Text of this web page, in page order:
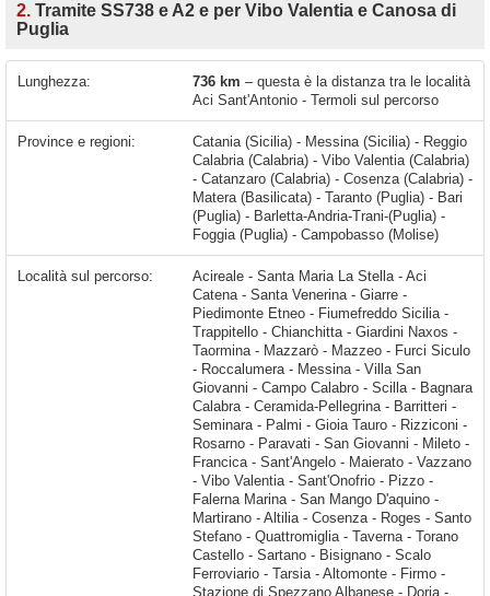
2. Tramite SS738 e A2 e per Vibo Valentia e Canosa di
Puglia
Lunghezza: 736 km – questa è la distanza tra le località
Aci Sant'Antonio - Termoli sul percorso
Province e regioni:
Catania (Sicilia) - Messina (Sicilia) - Reggio
Calabria (Calabria) - Vibo Valentia (Calabria)
- Catanzaro (Calabria) - Cosenza (Calabria) -
Matera (Basilicata) - Taranto (Puglia) - Bari
(Puglia) - Barletta-Andria-Trani-(Puglia) -
Foggia (Puglia) - Campobasso (Molise)
Località sul percorso: Acireale - Santa Maria La Stella - Aci Catena - Santa Venerina - Giarre - Piedimonte Etneo - Fiumefreddo Sicilia - Trappitello - Chianchitta - Giardini Naxos - Taormina - Mazzarò - Mazzeo - Furci Siculo - Roccalumera - Messina - Villa San Giovanni - Campo Calabro - Scilla - Bagnara Calabra - Ceramida-Pellegrina - Barritteri - Seminara - Palmi - Gioia Tauro - Rizziconi - Rosarno - Paravati - San Giovanni - Mileto - Francica - Sant'Angelo - Maierato - Vazzano - Vibo Valentia - Sant'Onofrio - Pizzo - Faler